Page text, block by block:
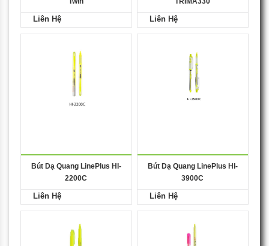
Liên Hệ Liên Hệ
Bút Dạ Quang LinePlus HI-
2200C
Liên Hệ
Bút Dạ Quang LinePlus HI-
3900C
Liên Hệ